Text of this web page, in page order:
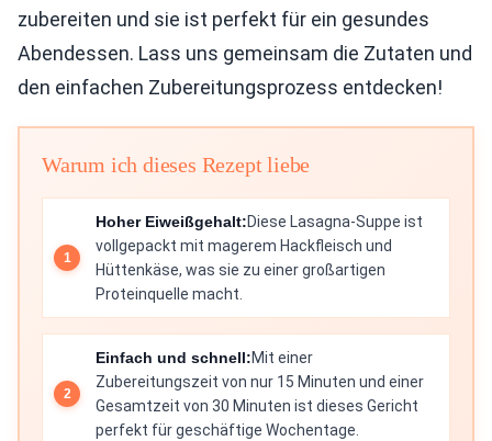
zubereiten und sie ist perfekt für ein gesundes
Abendessen. Lass uns gemeinsam die Zutaten und
den einfachen Zubereitungsprozess entdecken!
Warum ich dieses Rezept liebe
Hoher Eiweißgehalt:Diese Lasagna-Suppe ist
vollgepackt mit magerem Hackfleisch und
Hüttenkäse, was sie zu einer großartigen
Proteinquelle macht.
Einfach und schnell:Mit einer
Zubereitungszeit von nur 15 Minuten und einer
Gesamtzeit von 30 Minuten ist dieses Gericht
perfekt für geschäftige Wochentage.